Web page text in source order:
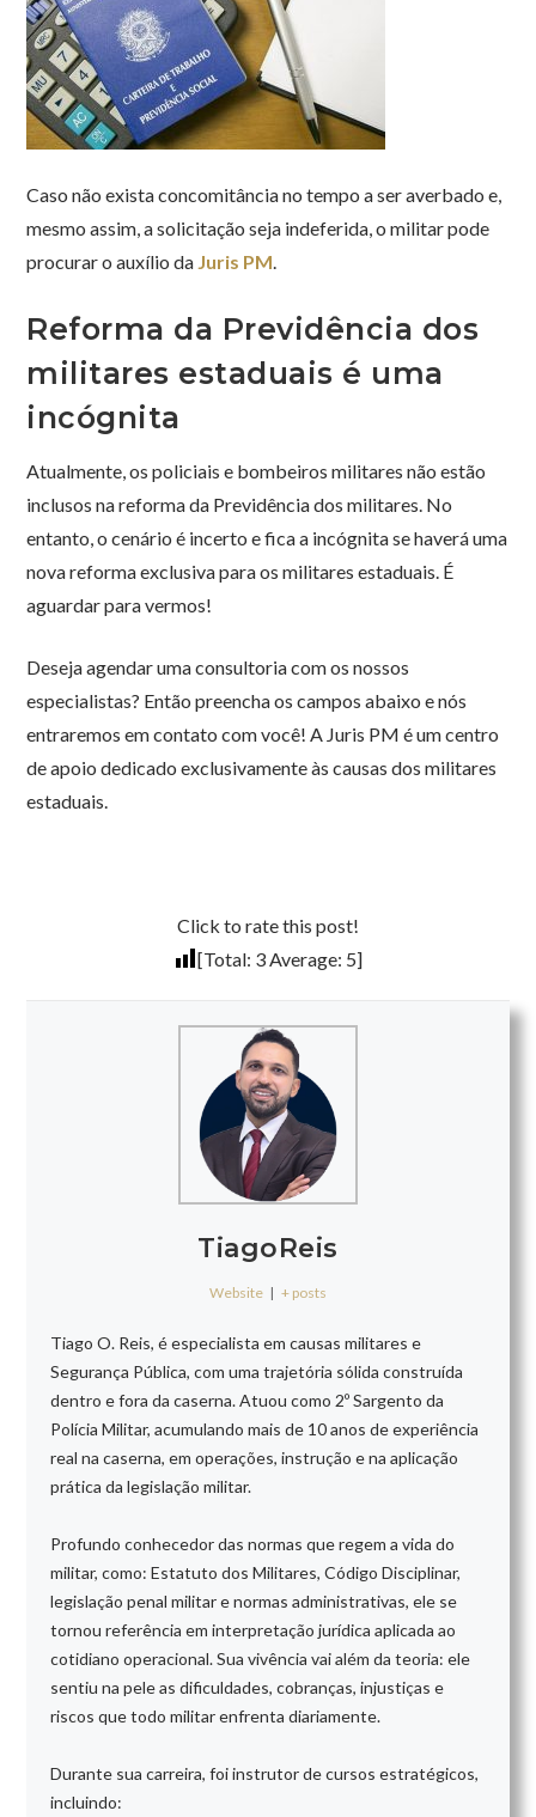
Caso não exista concomitância no tempo a ser averbado e,
mesmo assim, a solicitação seja indeferida, o militar pode
procurar o auxílio da Juris PM.
Reforma da Previdência dos
militares estaduais é uma
incógnita
Atualmente, os policiais e bombeiros militares não estão
inclusos na reforma da Previdência dos militares. No
entanto, o cenário é incerto e fica a incógnita se haverá uma
nova reforma exclusiva para os militares estaduais. É
aguardar para vermos!
Deseja agendar uma consultoria com os nossos
especialistas? Então preencha os campos abaixo e nós
entraremos em contato com você! A Juris PM é um centro
de apoio dedicado exclusivamente às causas dos militares
estaduais.
Click to rate this post!
[Total: 3Average: 5]
TiagoReis
Website | + posts
Tiago O. Reis, é especialista em causas militares e
Segurança Pública, com uma trajetória sólida construída
dentro e fora da caserna. Atuou como 2º Sargento da
Polícia Militar, acumulando mais de 10 anos de experiência
real na caserna, em operações, instrução e na aplicação
prática da legislação militar.
Profundo conhecedor das normas que regem a vida do
militar, como: Estatuto dos Militares, Código Disciplinar,
legislação penal militar e normas administrativas, ele se
tornou referência em interpretação jurídica aplicada ao
cotidiano operacional. Sua vivência vai além da teoria: ele
sentiu na pele as dificuldades, cobranças, injustiças e
riscos que todo militar enfrenta diariamente.
Durante sua carreira, foi instrutor de cursos estratégicos,
incluindo: